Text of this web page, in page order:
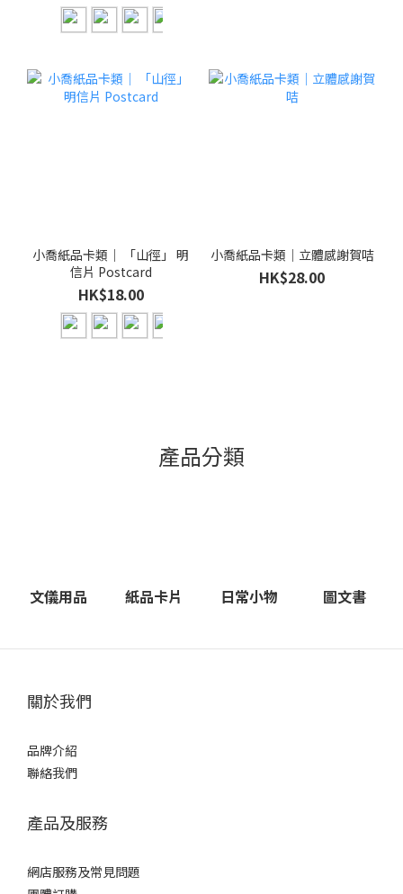
小喬紙品卡類｜ 「山徑」 明
信片 Postcard
HK$18.00
小喬紙品卡類｜立體感謝賀咭
HK$28.00
產品分類
文儀用品 紙品卡片 日常小物 圖文書
關於我們
品牌介紹
聯絡我們
產品及服務
網店服務及常見問題